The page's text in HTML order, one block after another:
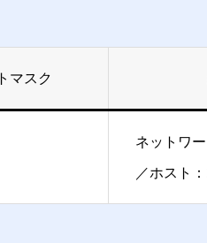
マスク
ネットワ
／ホスト